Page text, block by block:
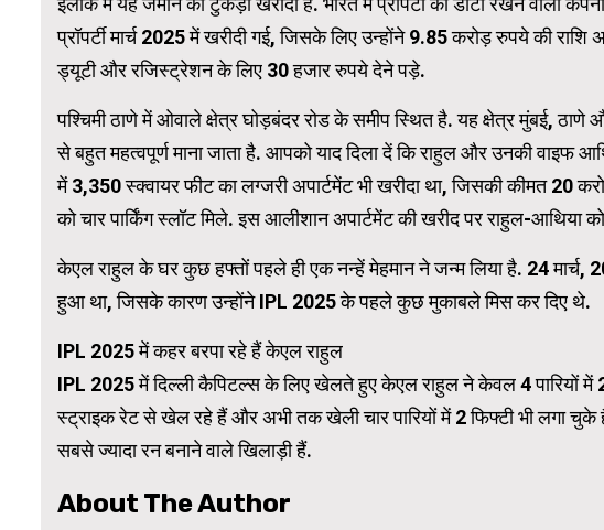
प्रॉपर्टी मार्च 2025 में खरीदी गई, जिसके लिए उन्होंने 9.85 करोड़ रुपये की
ड्यूटी और रजिस्ट्रेशन के लिए 30 हजार रुपये देने पड़े.
पश्चिमी ठाणे में ओवाले क्षेत्र घोड़बंदर रोड के समीप स्थित है. यह क्षेत्र मुंबई, ठाणे
से बहुत महत्वपूर्ण माना जाता है. आपको याद दिला दें कि राहुल और उनकी वाइफ
में 3,350 स्क्वायर फीट का लग्जरी अपार्टमेंट भी खरीदा था, जिसकी कीमत 20
को चार पार्किंग स्लॉट मिले. इस आलीशान अपार्टमेंट की खरीद पर राहुल-आथिया
केएल राहुल के घर कुछ हफ्तों पहले ही एक नन्हें मेहमान ने जन्म लिया है. 24 मार्च,
हुआ था, जिसके कारण उन्होंने IPL 2025 के पहले कुछ मुकाबले मिस कर दिए थे.
IPL 2025 में कहर बरपा रहे हैं केएल राहुल
IPL 2025 में दिल्ली कैपिटल्स के लिए खेलते हुए केएल राहुल ने केवल 4 पारियों
स्ट्राइक रेट से खेल रहे हैं और अभी तक खेली चार पारियों में 2 फिफ्टी भी लगा
सबसे ज्यादा रन बनाने वाले खिलाड़ी हैं.
About The Author
WordPress